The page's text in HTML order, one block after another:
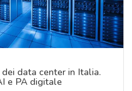
data center in Italia.
e PA digitale